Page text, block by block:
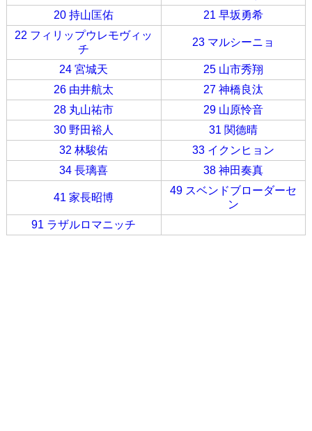
20 持山匡佑
21 早坂勇希
22 フィリップウレモヴィッ
チ
23 マルシーニョ
24 宮城天
25 山市秀翔
26 由井航太
27 神橋良汰
28 丸山祐市
29 山原怜音
30 野田裕人
31 関德晴
32 林駿佑
33 イクンヒョン
34 長璃喜
38 神田奏真
41 家長昭博
49 スベンドブローダーセ
ン
91 ラザルロマニッチ